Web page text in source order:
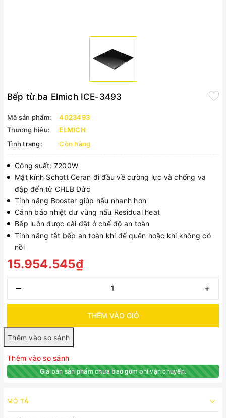
Bếp từ ba Elmich ICE-3493
Mã sản phẩm:
4023493
Thương hiệu:
ELMICH
Tình trạng:
Còn hàng
Công suất: 7200W
Mặt kính Schott Ceran đi đầu về cường lực và chống va
đập đến từ CHLB Đức
Tính năng Booster giúp nấu nhanh hơn
Cảnh báo nhiệt dư vùng nấu Residual heat
Bếp luôn được cài đặt ở chế độ an toàn
Tính năng tắt bếp an toàn khi để quên hoặc khi không có
nồi
15.954.545₫
– +
THÊM VÀO GIỎ
Thêm vào so sánh
Giá bán sản phẩm chưa bao gồm phí vận chuyển.
MÔ TẢ